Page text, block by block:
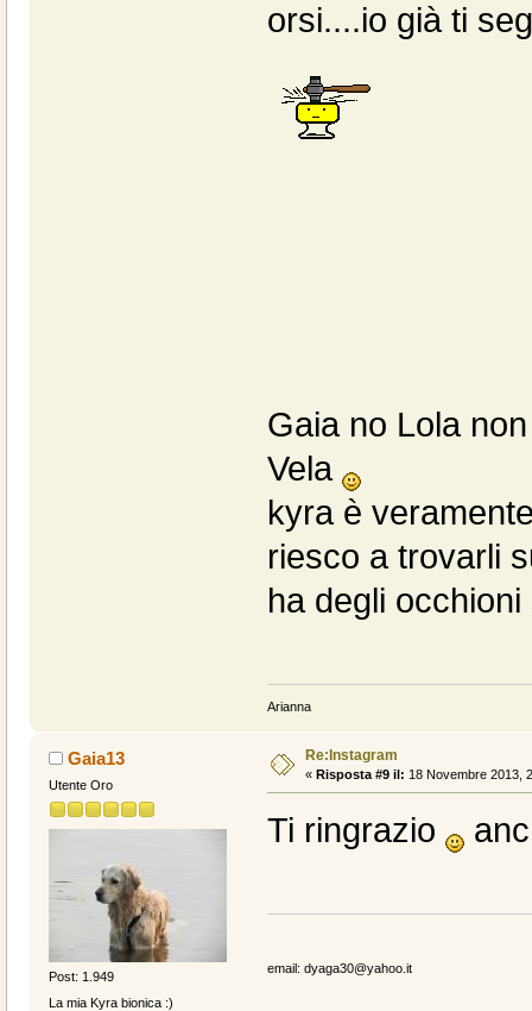
orsi....io già ti
Gaia no Lola
Vela
kyra è
riesco a trovarli
ha degli
Arianna
Gaia13
Utente Oro
Post: 1.949
La mia Kyra bionica :)
Re:Instagram
« Risposta #9 il: 18 Novembre 2013,
Ti ringrazio
email: dyaga30@yahoo.it